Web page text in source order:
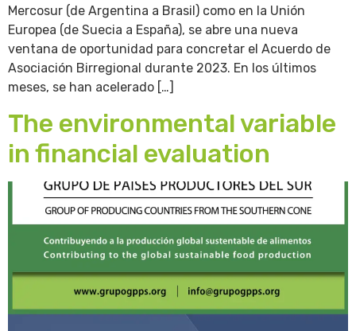
Mercosur (de Argentina a Brasil) como en la Unión
Europea (de Suecia a España), se abre una nueva
ventana de oportunidad para concretar el Acuerdo de
Asociación Birregional durante 2023. En los últimos
meses, se han acelerado […]
The environmental variable
in financial evaluation